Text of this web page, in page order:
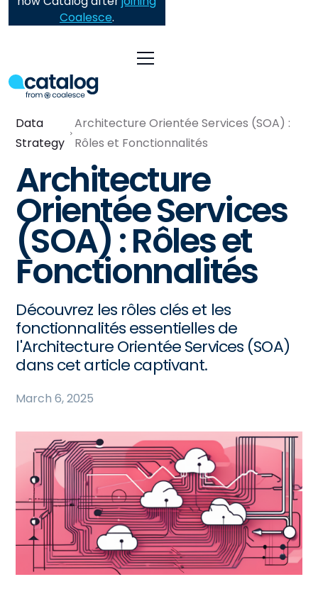
Coalesce.
Data
Strategy
Architecture Orientée Services (SOA) :
Rôles et Fonctionnalités
Architecture
Orientée Services
(SOA) : Rôles et
Fonctionnalités
Découvrez les rôles clés et les
fonctionnalités essentielles de
l'Architecture Orientée Services (SOA)
dans cet article captivant.
March 6, 2025